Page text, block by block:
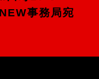
事務局宛